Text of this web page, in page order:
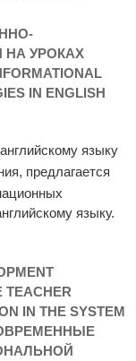
УРОКАХ
IN ENGLISH
языку
предлагается
языку.
TEACHER
IN THE SYSTEM